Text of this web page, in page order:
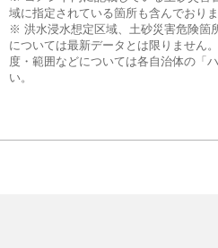
域に指定されている箇所も含んでおりま
※ 洪水浸水想定区域、土砂災害危険箇
については最新データとは限りません
度・範囲などについては各自治体の「
い。